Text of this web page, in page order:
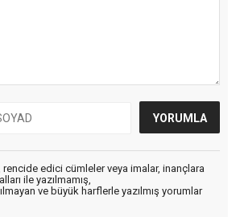
rencide edici cümleler veya imalar, inançlara
ile yazılmamış,
ve büyük harflerle yazılmış yorumlar